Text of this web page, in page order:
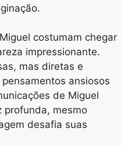
costumam chegar
impressionante.
mas diretas e
ansiosos
de Miguel
profunda, mesmo
desafia suas